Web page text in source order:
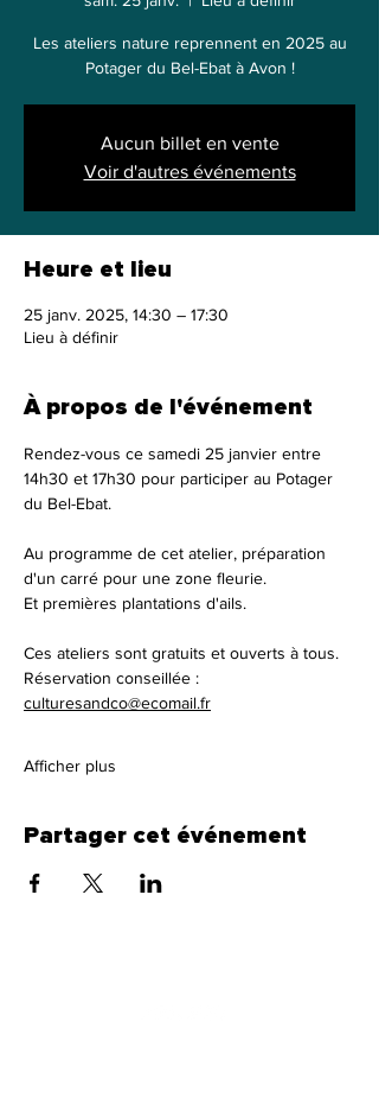
Les ateliers nature reprennent en 2025 au
Potager du Bel-Ebat à Avon !
Aucun billet en vente
Voir d'autres événements
Heure et lieu
25 janv. 2025, 14:30 – 17:30
Lieu à définir
À propos de l'événement
Rendez-vous ce samedi 25 janvier entre
14h30 et 17h30 pour participer au Potager
du Bel-Ebat.
Au programme de cet atelier, préparation
d'un carré pour une zone fleurie.
Et premières plantations d'ails.
Ces ateliers sont gratuits et ouverts à tous.
Réservation conseillée :
culturesandco@ecomail.fr
Afficher plus
Partager cet événement